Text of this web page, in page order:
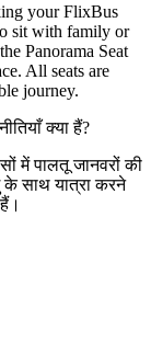
your FlixBus
sit with family or
Panorama Seat
All seats are
journey.
क्या हैं?
में पालतू जानवरों की
साथ यात्रा करने